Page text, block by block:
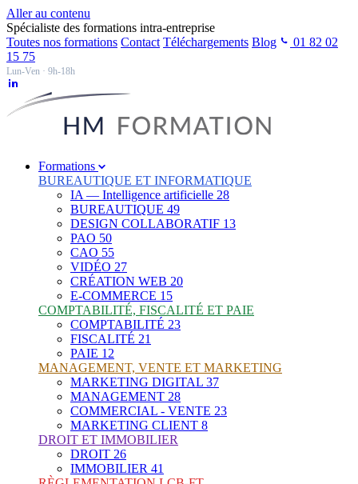
Aller au contenu
Spécialiste des formations intra-entreprise
Toutes nos formations Contact Téléchargements Blog
01 82 02
15 75
Lun-Ven · 9h-18h
Formations
BUREAUTIQUE ET INFORMATIQUE
IA — Intelligence artificielle 28
BUREAUTIQUE 49
DESIGN COLLABORATIF 13
PAO 50
CAO 55
VIDÉO 27
CRÉATION WEB 20
E-COMMERCE 15
COMPTABILITÉ, FISCALITÉ ET PAIE
COMPTABILITÉ 23
FISCALITÉ 21
PAIE 12
MANAGEMENT, VENTE ET MARKETING
MARKETING DIGITAL 37
MANAGEMENT 28
COMMERCIAL - VENTE 23
MARKETING CLIENT 8
DROIT ET IMMOBILIER
DROIT 26
IMMOBILIER 41